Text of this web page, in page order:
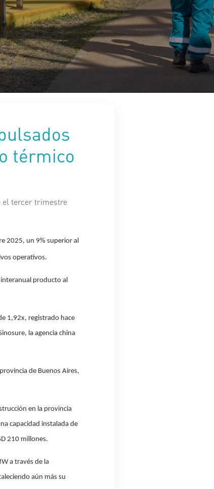
térmico
el tercer trimestre
2025, un 9% superior al
operativos.
interanual producto al
1,92x, registrado hace
la agencia china
de Buenos Aires,
en la provincia
capacidad instalada de
210 millones.
a través de la
aún más su